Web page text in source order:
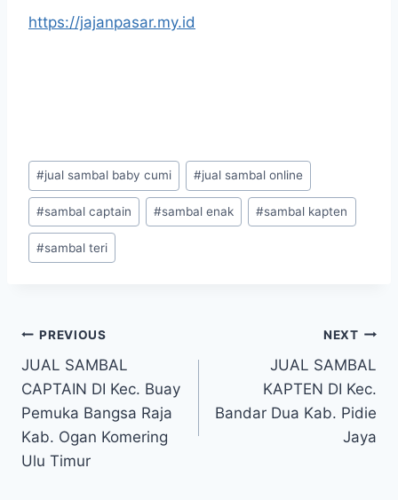
https://jajanpasar.my.id
#jual sambal baby cumi #jual sambal online
#sambal captain #sambal enak #sambal kapten
#sambal teri
PREVIOUS
JUAL SAMBAL
CAPTAIN DI Kec. Buay
Pemuka Bangsa Raja
Kab. Ogan Komering
Ulu Timur
NEXT
JUAL SAMBAL
KAPTEN DI Kec.
Bandar Dua Kab. Pidie
Jaya